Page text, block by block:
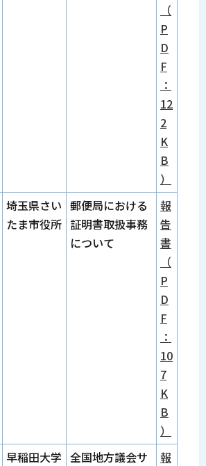
（
P
D
F
：
12
2
K
B
）
埼玉県さい
たま市役所
郵便局における
証明書取扱事務
について
報
告
書
（
P
D
F
：
10
7
K
B
）
早稲田大学 全国地方議会サ
報